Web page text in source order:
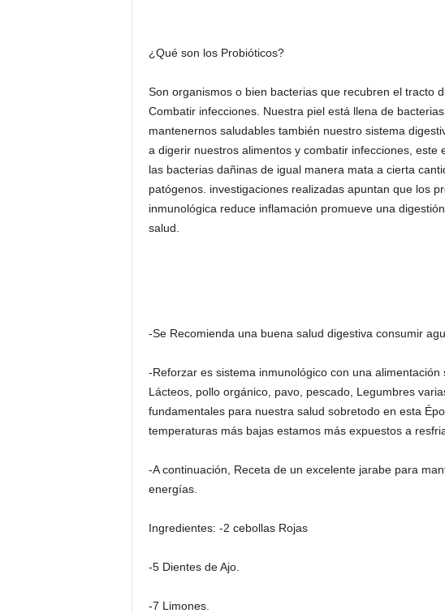
¿Qué son los Probióticos?
Son organismos o bien bacterias que recubren el tracto
Combatir infecciones. Nuestra piel está llena de
mantenernos saludables también nuestro sistema
a digerir nuestros alimentos y combatir infecciones, este
las bacterias dañinas de igual manera mata a cierta
patógenos. investigaciones realizadas apuntan que los
inmunológica reduce inflamación promueve una
salud.
-Se Recomienda una buena salud digestiva consumir
-Reforzar es sistema inmunológico con una
Lácteos, pollo orgánico, pavo, pescado, Legumbres
fundamentales para nuestra salud sobretodo en esta
temperaturas más bajas estamos más expuestos a
-A continuación, Receta de un excelente jarabe para
energías.
Ingredientes: -2 cebollas Rojas
-5 Dientes de Ajo.
-7 Limones.